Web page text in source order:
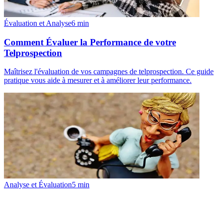
Évaluation et Analyse6 min
Comment Évaluer la Performance de votre
Telprospection
Maîtrisez l'évaluation de vos campagnes de telprospection. Ce guide
pratique vous aide à mesurer et à améliorer leur performance.
Analyse et Évaluation5 min